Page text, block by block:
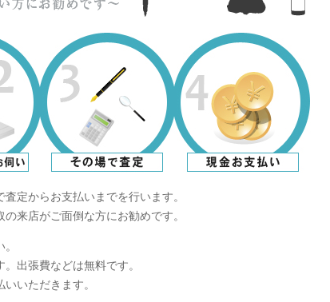
定からお支払いまでを行います。
来店がご面倒な方にお勧めです。
出張費などは無料です。
いただきます。